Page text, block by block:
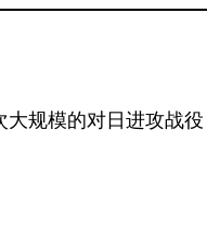
规模的对日进攻战役